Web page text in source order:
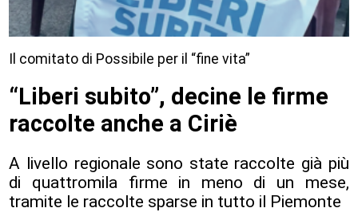
Il comitato di Possibile per il “fine vita”
“Liberi subito”, decine le firme
raccolte anche a Ciriè
A livello regionale sono state raccolte già più
di quattromila firme in meno di un mese,
tramite le raccolte sparse in tutto il Piemonte